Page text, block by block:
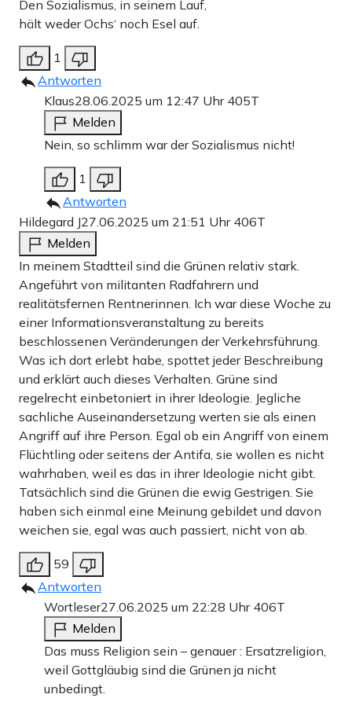
Den Sozialismus, in seinem Lauf,
hält weder Ochs‘ noch Esel auf.
1
Antworten
Klaus28.06.2025 um 12:47 Uhr 405T
Melden
Nein, so schlimm war der Sozialismus nicht!
1
Antworten
Hildegard J27.06.2025 um 21:51 Uhr 406T
Melden
In meinem Stadtteil sind die Grünen relativ stark.
Angeführt von militanten Radfahrern und
realitätsfernen Rentnerinnen. Ich war diese Woche zu
einer Informationsveranstaltung zu bereits
beschlossenen Veränderungen der Verkehrsführung.
Was ich dort erlebt habe, spottet jeder Beschreibung
und erklärt auch dieses Verhalten. Grüne sind
regelrecht einbetoniert in ihrer Ideologie. Jegliche
sachliche Auseinandersetzung werten sie als einen
Angriff auf ihre Person. Egal ob ein Angriff von einem
Flüchtling oder seitens der Antifa, sie wollen es nicht
wahrhaben, weil es das in ihrer Ideologie nicht gibt.
Tatsächlich sind die Grünen die ewig Gestrigen. Sie
haben sich einmal eine Meinung gebildet und davon
weichen sie, egal was auch passiert, nicht von ab.
59
Antworten
Wortleser27.06.2025 um 22:28 Uhr 406T
Melden
Das muss Religion sein – genauer : Ersatzreligion,
weil Gottgläubig sind die Grünen ja nicht
unbedingt.